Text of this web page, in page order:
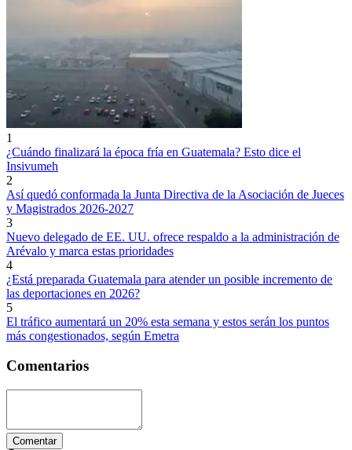
1
¿Cuándo finalizará la época fría en Guatemala? Esto dice el
Insivumeh
2
Así quedó conformada la Junta Directiva de la Asociación de Jueces
y Magistrados 2026-2027
3
Nuevo delegado de EE. UU. ofrece respaldo a la administración de
Arévalo y marca estas prioridades
4
¿Está preparada Guatemala para atender un posible incremento de
las deportaciones en 2026?
5
El tráfico aumentará un 20% esta semana y estos serán los puntos
más congestionados, según Emetra
Comentarios
Comentar